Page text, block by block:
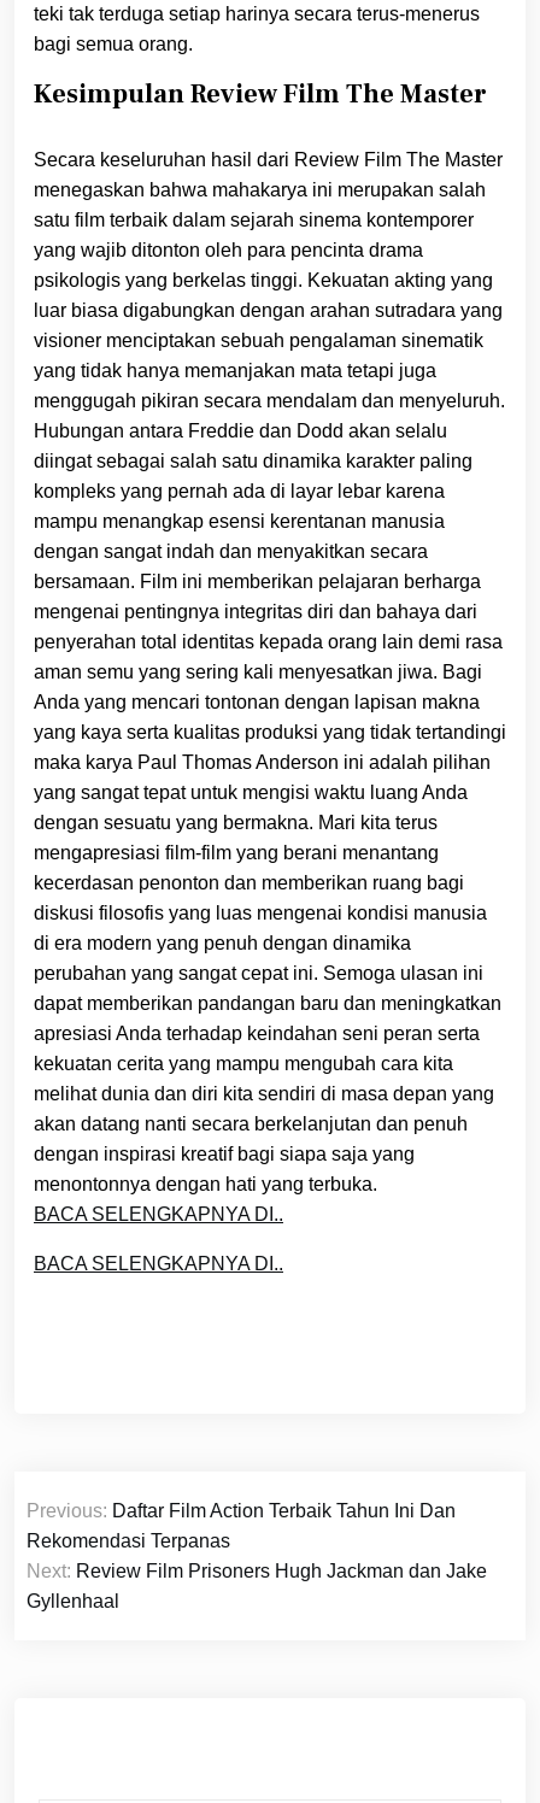
teki tak terduga setiap harinya secara terus-menerus
bagi semua orang.
Kesimpulan Review Film The Master
Secara keseluruhan hasil dari Review Film The Master
menegaskan bahwa mahakarya ini merupakan salah
satu film terbaik dalam sejarah sinema kontemporer
yang wajib ditonton oleh para pencinta drama
psikologis yang berkelas tinggi. Kekuatan akting yang
luar biasa digabungkan dengan arahan sutradara yang
visioner menciptakan sebuah pengalaman sinematik
yang tidak hanya memanjakan mata tetapi juga
menggugah pikiran secara mendalam dan menyeluruh.
Hubungan antara Freddie dan Dodd akan selalu
diingat sebagai salah satu dinamika karakter paling
kompleks yang pernah ada di layar lebar karena
mampu menangkap esensi kerentanan manusia
dengan sangat indah dan menyakitkan secara
bersamaan. Film ini memberikan pelajaran berharga
mengenai pentingnya integritas diri dan bahaya dari
penyerahan total identitas kepada orang lain demi rasa
aman semu yang sering kali menyesatkan jiwa. Bagi
Anda yang mencari tontonan dengan lapisan makna
yang kaya serta kualitas produksi yang tidak tertandingi
maka karya Paul Thomas Anderson ini adalah pilihan
yang sangat tepat untuk mengisi waktu luang Anda
dengan sesuatu yang bermakna. Mari kita terus
mengapresiasi film-film yang berani menantang
kecerdasan penonton dan memberikan ruang bagi
diskusi filosofis yang luas mengenai kondisi manusia
di era modern yang penuh dengan dinamika
perubahan yang sangat cepat ini. Semoga ulasan ini
dapat memberikan pandangan baru dan meningkatkan
apresiasi Anda terhadap keindahan seni peran serta
kekuatan cerita yang mampu mengubah cara kita
melihat dunia dan diri kita sendiri di masa depan yang
akan datang nanti secara berkelanjutan dan penuh
dengan inspirasi kreatif bagi siapa saja yang
menontonnya dengan hati yang terbuka.
BACA SELENGKAPNYA DI..
BACA SELENGKAPNYA DI..
Post
navigation
Previous: Daftar Film Action Terbaik Tahun Ini Dan
Rekomendasi Terpanas
Next: Review Film Prisoners Hugh Jackman dan Jake
Gyllenhaal